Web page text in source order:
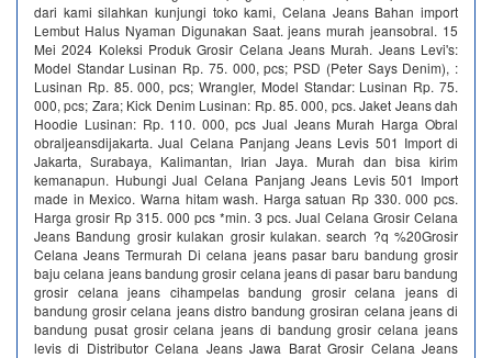
dari kami silahkan kunjungi toko kami, Celana Jeans Bahan import
Lembut Halus Nyaman Digunakan Saat. jeans murah jeansobral. 15
Mei 2024 Koleksi Produk Grosir Celana Jeans Murah. Jeans Levi's:
Model Standar Lusinan Rp. 75. 000, pcs; PSD (Peter Says Denim), :
Lusinan Rp. 85. 000, pcs; Wrangler, Model Standar: Lusinan Rp. 75.
000, pcs; Zara; Kick Denim Lusinan: Rp. 85. 000, pcs. Jaket Jeans dah
Hoodie Lusinan: Rp. 110. 000, pcs Jual Jeans Murah Harga Obral
obraljeansdijakarta. Jual Celana Panjang Jeans Levis 501 Import di
Jakarta, Surabaya, Kalimantan, Irian Jaya. Murah dan bisa kirim
kemanapun. Hubungi Jual Celana Panjang Jeans Levis 501 Import
made in Mexico. Warna hitam wash. Harga satuan Rp 330. 000 pcs.
Harga grosir Rp 315. 000 pcs *min. 3 pcs. Jual Celana Grosir Celana
Jeans Bandung grosir kulakan grosir kulakan. search ?q %20Grosir
Celana Jeans Termurah Di celana jeans pasar baru bandung grosir
baju celana jeans bandung grosir celana jeans di pasar baru bandung
grosir celana jeans cihampelas bandung grosir celana jeans di
bandung grosir celana jeans distro bandung grosiran celana jeans di
bandung pusat grosir celana jeans di bandung grosir celana jeans
levis di Distributor Celana Jeans Jawa Barat Grosir Celana Jeans